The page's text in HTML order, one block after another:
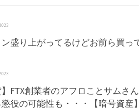
盛り上がってるけどお前ら買っ
】FTX創業者のアフロことサムさ
役の可能性も・・・【暗号資産】